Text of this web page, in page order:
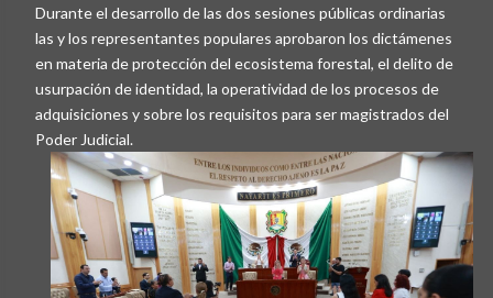
Durante el desarrollo de las dos sesiones públicas ordinarias
las y los representantes populares aprobaron los dictámenes
en materia de protección del ecosistema forestal, el delito de
usurpación de identidad, la operatividad de los procesos de
adquisiciones y sobre los requisitos para ser magistrados del
Poder Judicial.